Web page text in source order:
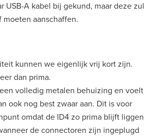
USB-A kabel bij gekund, maar deze zul
aanschaffen.
kunnen we eigenlijk vrij kort zijn.
dan prima.
volledig metalen behuizing en voelt
ook nog best zwaar aan. Dit is voor
omdat de ID4 zo prima blijft liggen
de connectoren zijn ingeplugd